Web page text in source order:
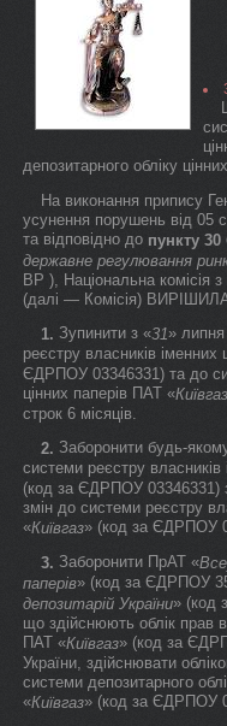
депозитарного обліку
На виконання припису
усунення порушень від 05
та відповідно до пункту 30
державне регулювання
ВР ), Національна комісія
(далі — Комісія)
1. Зупинити з «31»
реєстру власників іменних
ЄДРПОУ 03346331) та до
цінних паперів ПАТ «Київгаз
строк 6 місяців.
2. Заборонити будь-
системи реєстру
(код за ЄДРПОУ 03346331)
змін до системи реєстру
«Київгаз» (код за ЄДРПОУ
3. Заборонити ПрАТ «
паперів» (код за ЄДРПОУ
депозитарій України» (код
що здійснюють облік прав
ПАТ «Київгаз» (код за
України, здійснювати
системи депозитарного
«Київгаз» (код за ЄДРПОУ